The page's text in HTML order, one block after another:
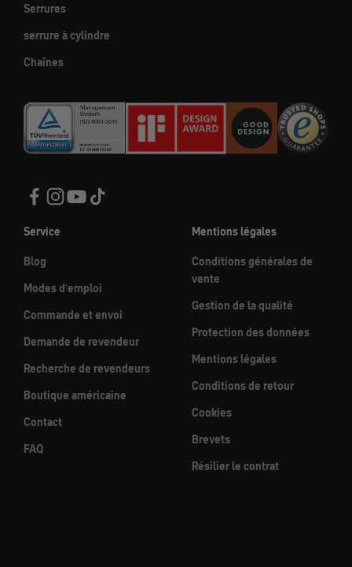
Serrures
serrure à cylindre
Chaînes
Service
Blog
Modes d'emploi
Commande et envoi
Demande de revendeur
Recherche de revendeurs
Boutique américaine
Contact
FAQ
Mentions légales
Conditions générales de
vente
Gestion de la qualité
Protection des données
Mentions légales
Conditions de retour
Cookies
Brevets
Résilier le contrat